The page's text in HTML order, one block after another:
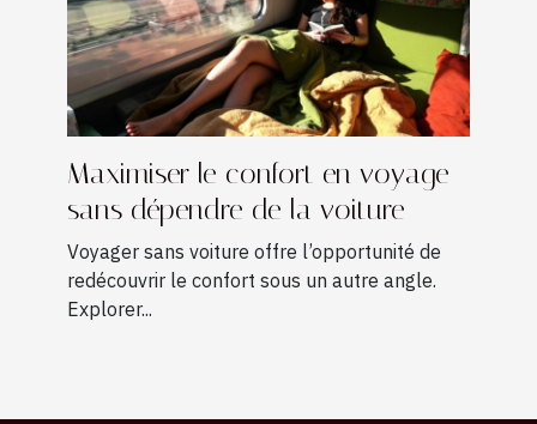
Maximiser le confort en voyage
sans dépendre de la voiture
Voyager sans voiture offre l’opportunité de
redécouvrir le confort sous un autre angle.
Explorer...